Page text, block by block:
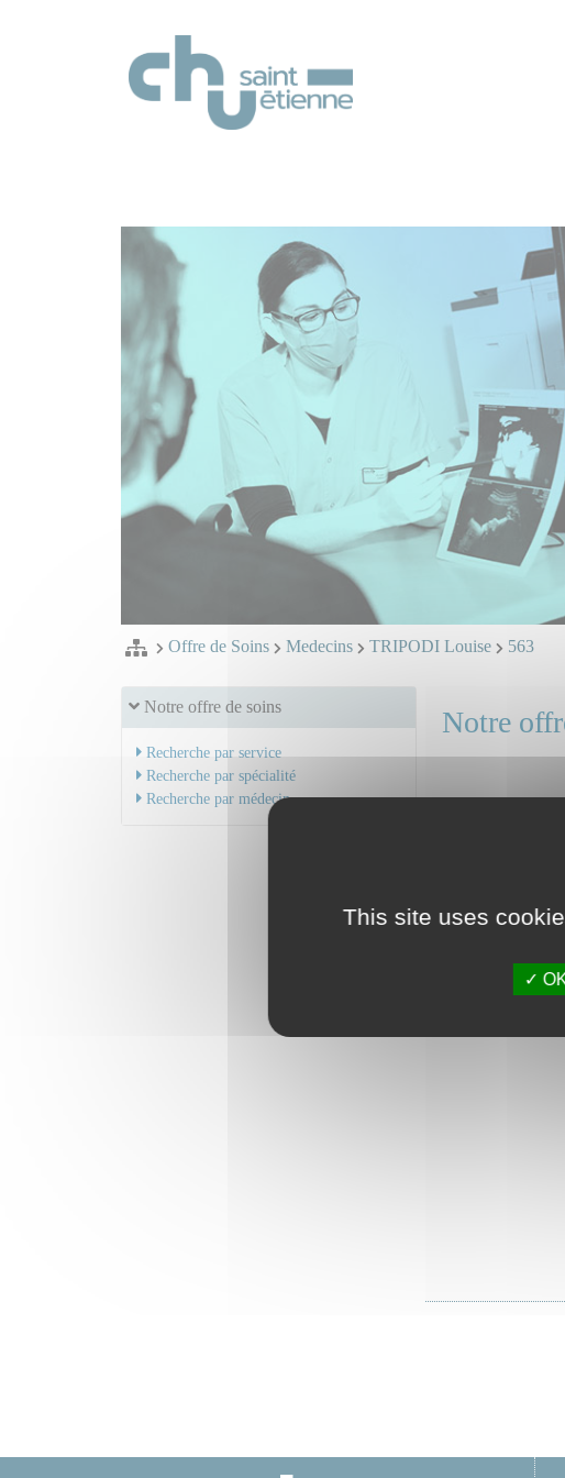
Offre de Soins Medecins TRIPODI Louise 563
Notre offre de soins
Recherche par service
Recherche par spécialité
Recherche par médecin
Notre
Service(s)
Accueil
Secrétariat :
This site uses